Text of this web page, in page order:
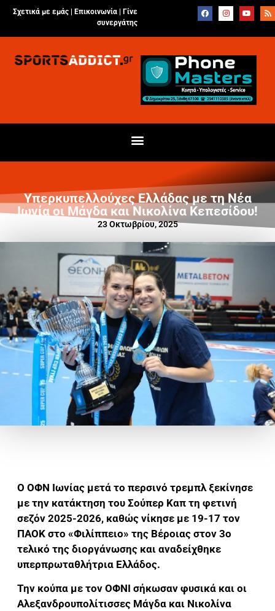
Σχετικά με εμάς | Επικοινωνία
Γίνε
συνεργάτης
Υπερκυπελλούχες Ελλάδας με τη Νέα
Ιωνία οι Μάγδα και Νικολίνα Κεπεσίδου!
23 Οκτωβρίου, 2025
Ο ΟΦΝ Ιωνίας μετά το περσινό τρεμπλ ξεκίνησε
με την κατάκτηση του Σούπερ Καπ τη φετινή
σεζόν 2025-2026, καθώς νίκησε με 19-17 τον
ΠΑΟΚ στο «Φιλίππειο» της Βέροιας στον 3ο
τελικό της διοργάνωσης και αναδείχθηκε
υπερπρωταθλήτρια Ελλάδος.
Την κούπα με τον ΟΦΝΙ σήκωσαν φυσικά και οι
Αλεξανδρουπολίτισσες Μάγδα και Νικολίνα